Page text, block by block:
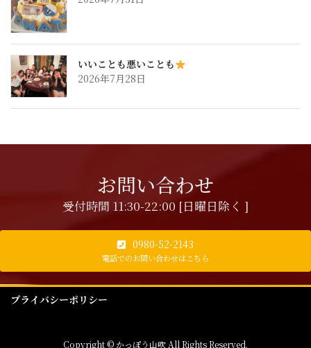
いいことも悪いことも
2026年7月28日
お問い合わせ
受付時間 11:30-22:00 [日曜日除く ]
0980-52-2143
電話でのお問い合わせはこちら
プライバシーポリシー
Copyright © かっぽう山吹 All Rights Reserved.